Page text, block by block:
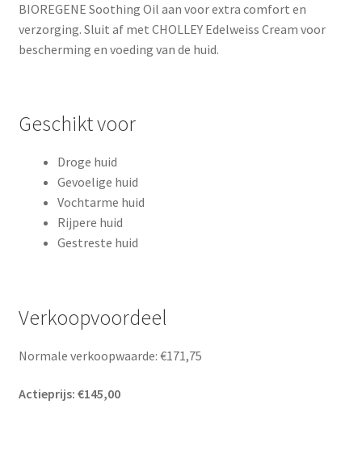
BIOREGENE Soothing Oil aan voor extra comfort en
verzorging. Sluit af met CHOLLEY Edelweiss Cream voor
bescherming en voeding van de huid.
Geschikt voor
Droge huid
Gevoelige huid
Vochtarme huid
Rijpere huid
Gestreste huid
Verkoopvoordeel
Normale verkoopwaarde: €171,75
Actieprijs: €145,00